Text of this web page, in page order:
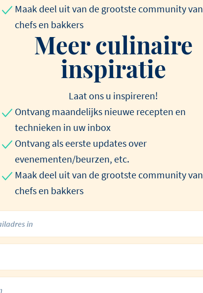
Maak deel uit van de grootste community van
chefs en bakkers
Meer culinaire
inspiratie
Laat ons u inspireren!
Ontvang maandelijks nieuwe recepten en
technieken in uw inbox
Ontvang als eerste updates over
evenementen/beurzen, etc.
Maak deel uit van de grootste community van
chefs en bakkers